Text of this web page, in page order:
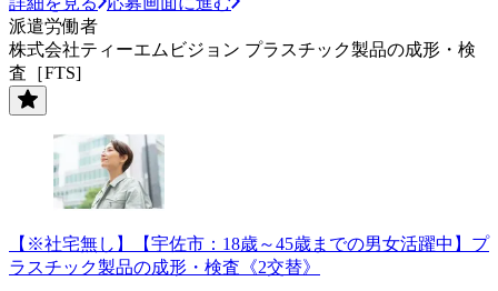
派遣労働者
株式会社ティーエムビジョン プラスチック製品の成形・検
査［FTS]
【※社宅無し】【宇佐市：18歳～45歳までの男女活躍中】プ
ラスチック製品の成形・検査《2交替》